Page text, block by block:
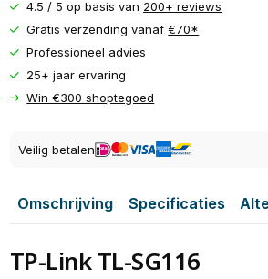
4.5 / 5 op basis van 200+ reviews
Gratis verzending vanaf€70*
Professioneel advies
25+ jaar ervaring
Win €300 shoptegoed
Veilig betalen
Omschrijving Specificaties
TP-Link TL-SG116